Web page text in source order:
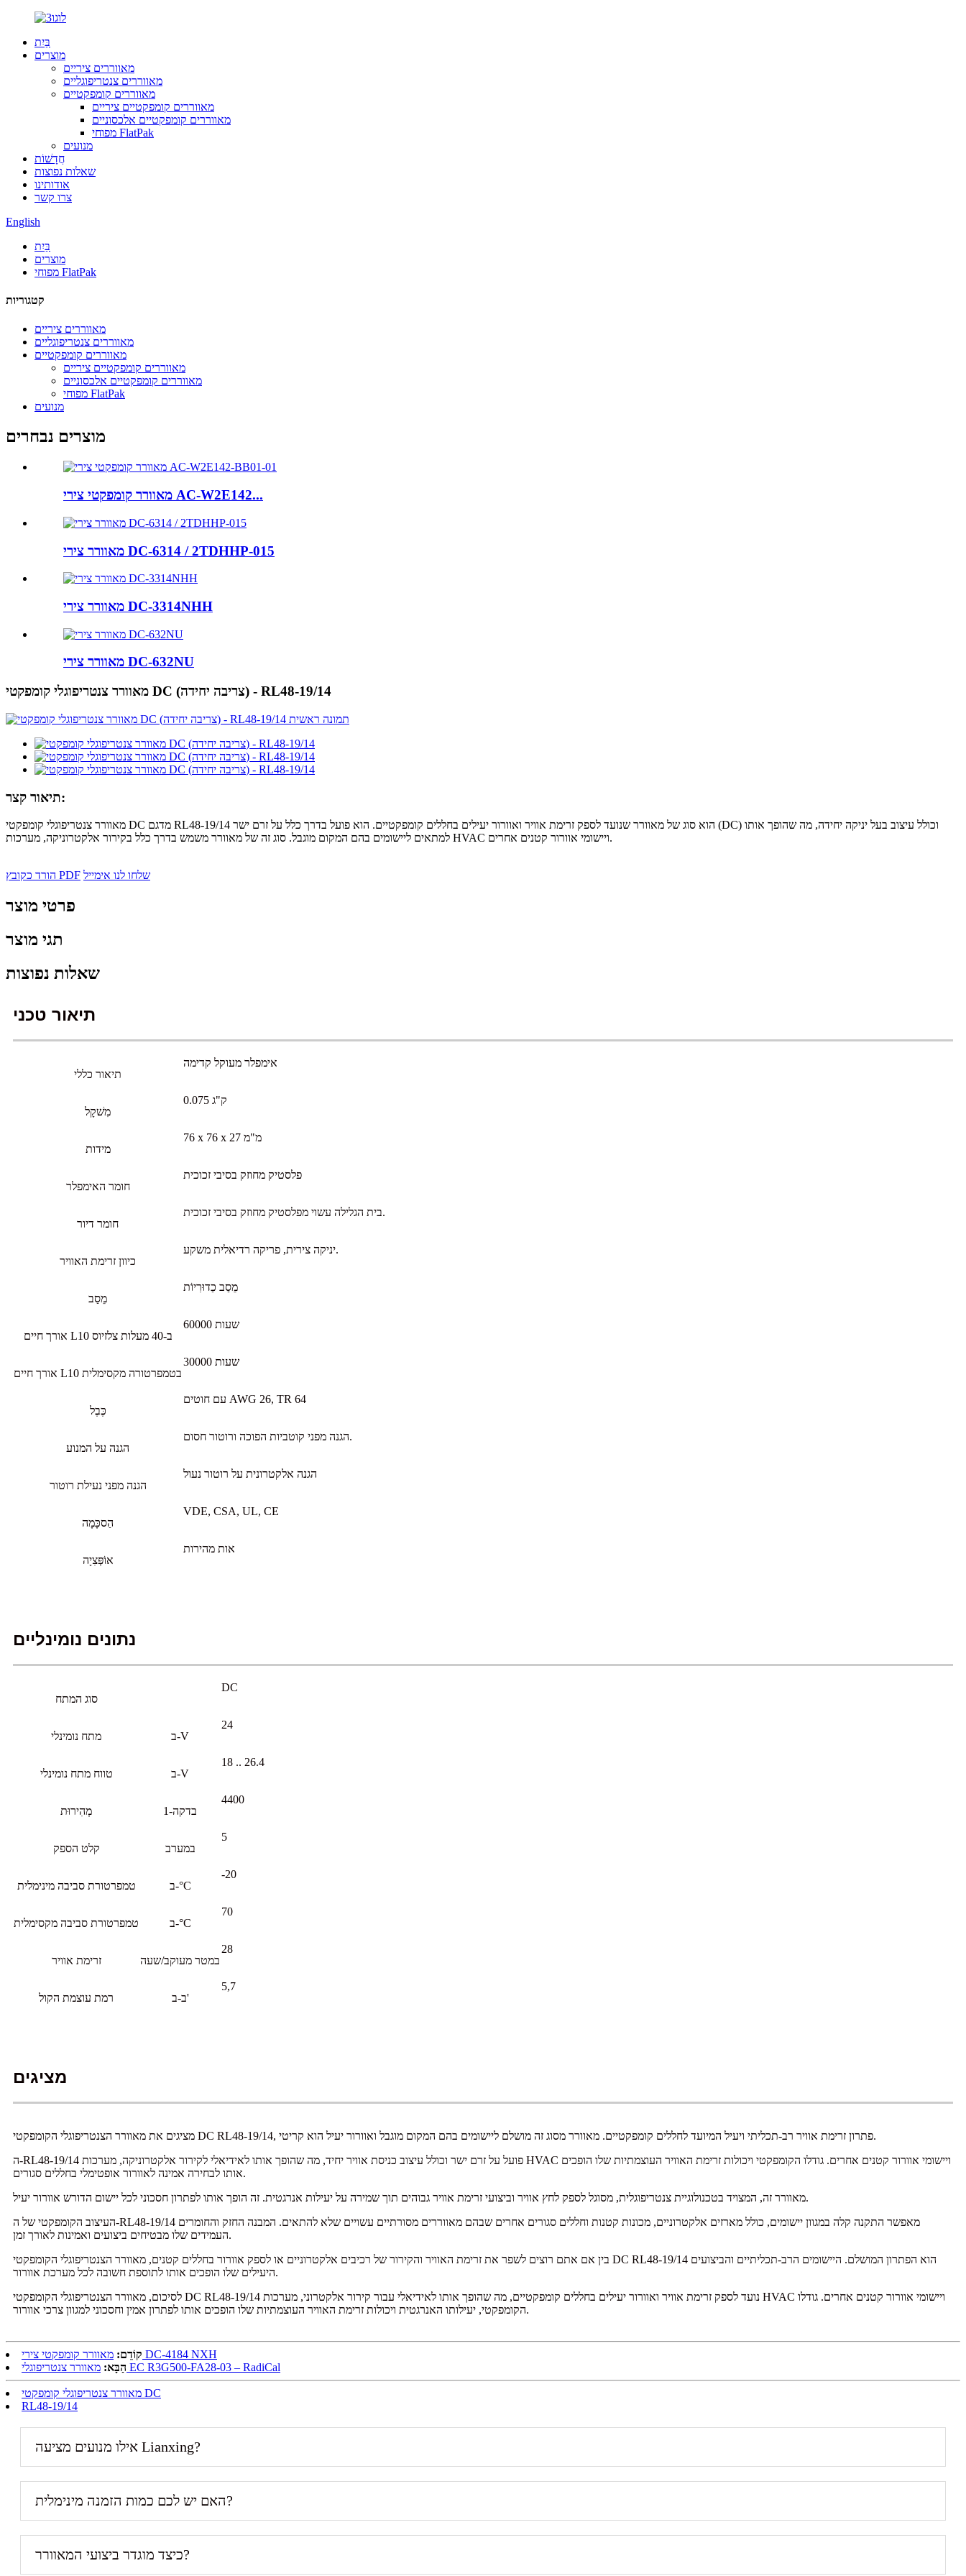
בַּיִת
מוצרים
מאווררים ציריים
מאווררים צנטריפוגליים
מאווררים קומפקטיים
מאווררים קומפקטיים ציריים
מאווררים קומפקטיים אלכסוניים
מפוחי FlatPak
מנועים
חֲדָשׁוֹת
שאלות נפוצות
אודותינו
צרו קשר
English
בַּיִת
מוצרים
מפוחי FlatPak
קטגוריות
מאווררים ציריים
מאווררים צנטריפוגליים
מאווררים קומפקטיים
מאווררים קומפקטיים ציריים
מאווררים קומפקטיים אלכסוניים
מפוחי FlatPak
מנועים
מוצרים נבחרים
מאוורר קומפקטי צירי AC-W2E142...
מאוורר צירי DC-6314 / 2TDHHP-015
מאוורר צירי DC-3314NHH
מאוורר צירי DC-632NU
מאוורר צנטריפוגלי קומפקטי DC (צריבה יחידה) - RL48-19/14
תיאור קצר:
מאוורר צנטריפוגלי קומפקטי DC מדגם RL48-19/14 הוא סוג של מאוורר שנועד לספק זרימת אוויר ואוורור יעילים בחללים קומפקטיים. הוא פועל בדרך כלל על זרם ישר (DC) וכולל עיצוב בעל יניקה יחידה, מה שהופך אותו
למתאים ליישומים בהם המקום מוגבל. סוג זה של מאוורר משמש בדרך כלל בקירור אלקטרוניקה, מערכות HVAC ויישומי אוורור קטנים אחרים.
הורד כקובץ PDF שלחו לנו אימייל
פרטי מוצר
תגי מוצר
שאלות נפוצות
תיאור טכני
תיאור כללי
אימפלר מעוקל קדימה
מִשׁקָל
0.075 ק"ג
מידות
76 x 76 x 27 מ"מ
חומר האימפלר
פלסטיק מחוזק בסיבי זכוכית
חומר דיור
בית הגלילה עשוי מפלסטיק מחוזק בסיבי זכוכית.
כיוון זרימת האוויר
יניקה צירית, פריקה רדיאלית משקע.
מֵסַב
מֵסַב כַדוּרִיוֹת
אורך חיים L10 ב-40 מעלות צלזיוס
60000 שעות
אורך חיים L10 בטמפרטורה מקסימלית
30000 שעות
כֶּבֶל
עם חוטים AWG 26, TR 64
הגנה על המנוע
הגנה מפני קוטביות הפוכה ורוטור חסום.
הגנה מפני נעילת רוטור
הגנה אלקטרונית על רוטור נעול
הַסכָּמָה
VDE, CSA, UL, CE
אוֹפְּצִיָה
אות מהירות
נתונים נומינליים
סוג המתח
DC
מתח נומינלי ב-V
24
טווח מתח נומינלי ב-V
18 .. 26.4
מְהִירוּת בדקה-1
4400
קלט הספק במערב
5
טמפרטורת סביבה מינימלית ב-°C
-20
טמפרטורת סביבה מקסימלית ב-°C
70
זרימת אוויר במטר מעוקב/שעה
28
רמת עוצמת הקול ב-ב'
5,7
מציגים
מציגים את מאוורר הצנטריפוגלי הקומפקטי DC RL48-19/14, פתרון זרימת אוויר רב-תכליתי ויעיל המיועד לחללים קומפקטיים. מאוורר מסוג זה מושלם ליישומים בהם המקום מוגבל ואוורור יעיל הוא קריטי.
ה-RL48-19/14 פועל על זרם ישר וכולל עיצוב כניסת אוויר יחיד, מה שהופך אותו לאידיאלי לקירור אלקטרוניקה, מערכות HVAC ויישומי אוורור קטנים אחרים. גודלו הקומפקטי ויכולות זרימת האוויר העוצמתיות שלו הופכים
אותו לבחירה אמינה לאוורור אופטימלי בחללים סגורים.
מאוורר זה, המצויד בטכנולוגיית צנטריפוגלית, מסוגל לספק לחץ אוויר וביצועי זרימת אוויר גבוהים תוך שמירה על יעילות אנרגטית. זה הופך אותו לפתרון חסכוני לכל יישום הדורש אוורור יעיל.
העיצוב הקומפקטי של ה-RL48-19/14 מאפשר התקנה קלה במגוון יישומים, כולל מארזים אלקטרוניים, מכונות קטנות וחללים סגורים אחרים שבהם מאווררים מסורתיים עשויים שלא להתאים. המבנה החזק והחומרים
העמידים שלו מבטיחים ביצועים ואמינות לאורך זמן.
בין אם אתם רוצים לשפר את זרימת האוויר והקירור של רכיבים אלקטרוניים או לספק אוורור בחללים קטנים, מאוורר הצנטריפוגלי הקומפקטי DC RL48-19/14 הוא הפתרון המושלם. היישומים הרב-תכליתיים והביצועים
היעילים שלו הופכים אותו לתוספת חשובה לכל מערכת אוורור.
לסיכום, מאוורר הצנטריפוגלי הקומפקטי DC RL48-19/14 נועד לספק זרימת אוויר ואוורור יעילים בחללים קומפקטיים, מה שהופך אותו לאידיאלי עבור קירור אלקטרוני, מערכות HVAC ויישומי אוורור קטנים אחרים. גודלו
הקומפקטי, יעילותו האנרגטית ויכולות זרימת האוויר העוצמתיות שלו הופכים אותו לפתרון אמין וחסכוני למגוון צרכי אוורור.
קוֹדֵם: מאוורר קומפקטי צירי DC-4184 NXH
הַבָּא: מאוורר צנטריפוגלי EC R3G500-FA28-03 – RadiCal
מאוורר צנטריפוגלי קומפקטי DC
RL48-19/14
אילו מנועים מציעה Lianxing?
האם יש לכם כמות הזמנה מינימלית?
כיצד מוגדר ביצועי המאוורר?